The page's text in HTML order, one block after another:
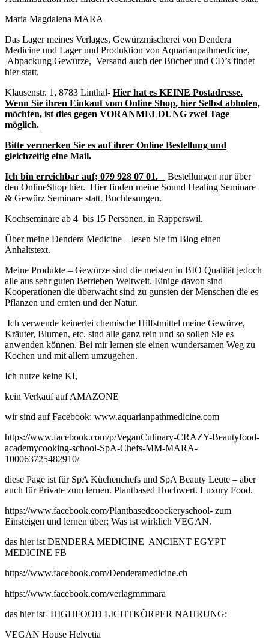
Maria Magdalena MARA
Das Lager meines Verlages, Gewürzmischerei von Dendera
Medicine und Lager und Produktion von Aquarianpathmedicine,
Abpackung Gewürze, Versand auch der Bücher und CD’s findet
hier statt.
Klausenstr. 1, 8783 Linthal- Hier hat es KEINE Postadresse.
Wenn Sie ihren Einkauf vom Online Shop, hier Selbst abholen,
möchten, ist dies gegen VORANMELDUNG zwei Tage
möglich.
Bitte vermerken Sie es auf ihrer Online Bestellung und
gleichzeitig eine Mail.
Ich bin erreichbar auf; 079 928 07 01.
Bestellungen nur über
den OnlineShop hier. Hier finden meine Sound Healing Seminare
& Gewürz Seminare statt. Buchlesungen.
Kochseminare ab 4 bis 15 Personen, in Rapperswil.
Über meine Dendera Medicine – lesen Sie im Blog einen
Anhaltstext.
Meine Produkte – Gewürze sind die meisten in BIO Qualität jedoch
alle aus sehr guten Betrieben Weltweit. Einige davon sind
Kooperationen die überwacht sind zu gunsten der Menschen die es
Pflanzen und ernten und der Natur.
Ich verwende keinerlei chemische Hilfstmittel meine Gewürze,
Kräuter, Blumen, etc. sind alle ganz rein und so sollen Sie es
anwenden können. Bei mir lernen sie einen wundersamen Weg zu
Kochen und mit allem umzugehen.
Ich nutze keine KI,
kein Verkauf auf AMAZONE
wir sind auf Facebook: www.aquarianpathmedicine.com
https://www.facebook.com/p/VeganCulinary-CRAZY-Beautyfood-
academycooking-school-SpA-Chefs-MM-MARA-
100063725482910/
diese Page ist für SpA Küchenchefs und SpA Beauty Leute – aber
auch für Private zum lernen. Plantbased Hochwert. Luxury Food.
https://www.facebook.com/Plantbasedcoockeryschool- zum
Einsteigen und lernen über; Was ist wirklich VEGAN.
das hier ist DENDERA MEDICINE ANCIENT EGYPT
MEDICINE FB
https://www.facebook.com/Denderamedicine.ch
https://www.facebook.com/verlagmmmara
das hier ist- HIGHFOOD LICHTKÖRPER NAHRUNG:
VEGAN House Helvetia